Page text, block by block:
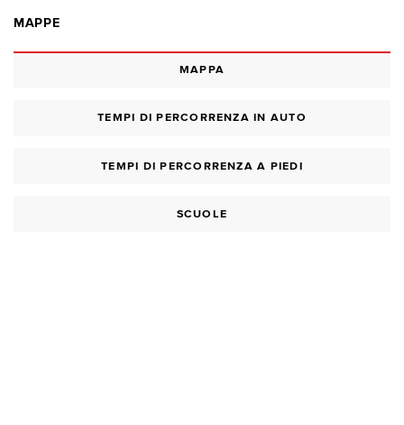
MAPPE
MAPPA
TEMPI DI PERCORRENZA IN AUTO
TEMPI DI PERCORRENZA A PIEDI
SCUOLE